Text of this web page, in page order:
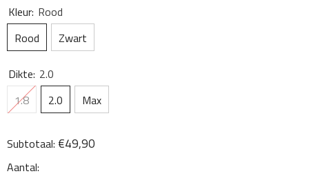
Kleur: Rood
Rood
Zwart
Dikte: 2.0
1.8
2.0 Max
Subtotaal: €49,90
Aantal: